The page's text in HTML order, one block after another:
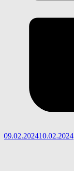
09.02.202410.02.2024